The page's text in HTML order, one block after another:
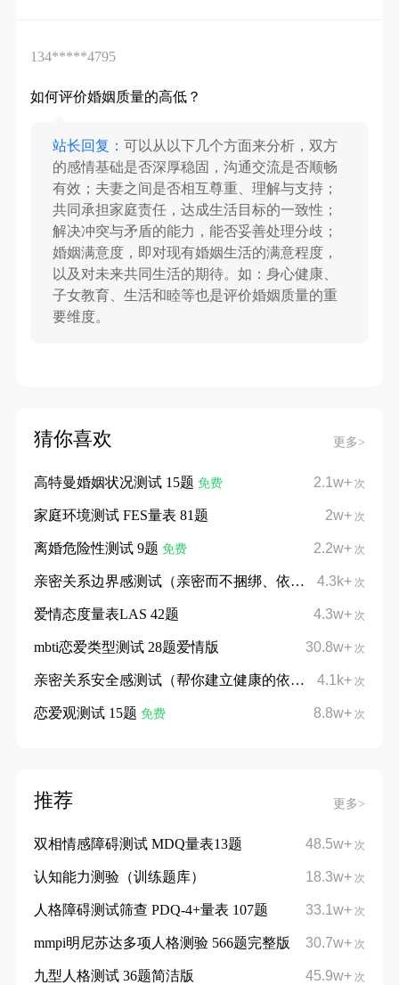
134*****4795
如何评价婚姻质量的高低？
站长回复：可以从以下几个方面来分析，双方
的感情基础是否深厚稳固，沟通交流是否顺畅
有效；夫妻之间是否相互尊重、理解与支持；
共同承担家庭责任，达成生活目标的一致性；
解决冲突与矛盾的能力，能否妥善处理分歧；
婚姻满意度，即对现有婚姻生活的满意程度，
以及对未来共同生活的期待。如：身心健康、
子女教育、生活和睦等也是评价婚姻质量的重
要维度。
猜你喜欢 更多>
2.1w+ 次
高特曼婚姻状况测试 15题 免费
2w+ 次
家庭环境测试 FES量表 81题
2.2w+ 次
离婚危险性测试 9题 免费
4.3k+ 次
亲密关系边界感测试（亲密而不捆绑、依赖而不依附）
4.3w+ 次
爱情态度量表LAS 42题
30.8w+ 次
mbti恋爱类型测试 28题爱情版
4.1k+ 次
亲密关系安全感测试（帮你建立健康的依恋模式）
8.8w+ 次
恋爱观测试 15题 免费
推荐 更多>
48.5w+ 次
双相情感障碍测试 MDQ量表13题
18.3w+ 次
认知能力测验（训练题库）
33.1w+ 次
人格障碍测试筛查 PDQ-4+量表 107题
30.7w+ 次
mmpi明尼苏达多项人格测验 566题完整版
45.9w+ 次
九型人格测试 36题简洁版